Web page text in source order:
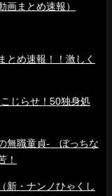
まとめ速報）
とめ速報！！激しく
じらせ！50独身処
無職童貞- ぼっちな
！
新・ナンノひゃくし